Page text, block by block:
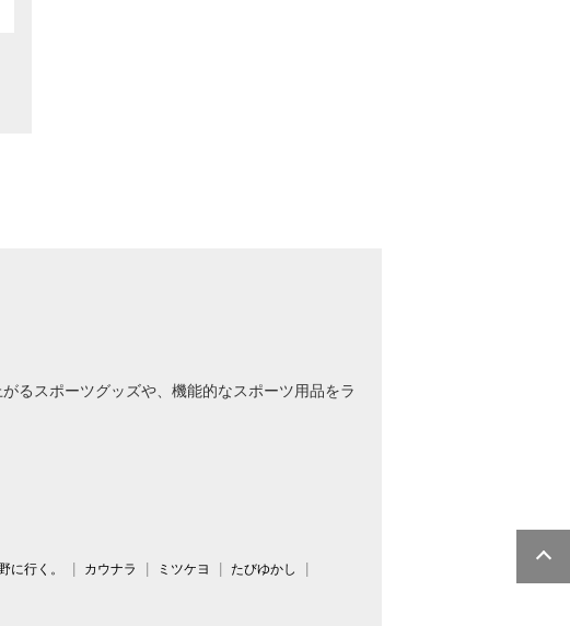
るスポーツグッズや、機能的なスポーツ用品をラ
に行く。 カウナラ ミツケヨ
たびゆかし